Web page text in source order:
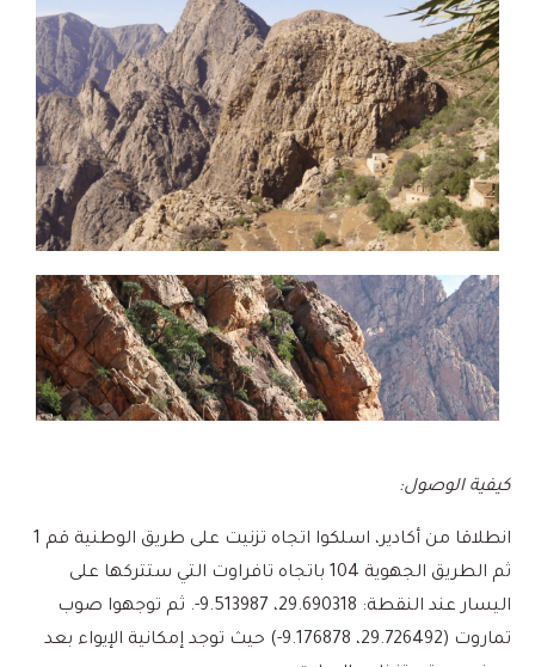
كيفية الوصول:
انطلاقا من أكادير، اسلكوا اتجاه تزنيت على طريق الوطنية قم 1
ثم الطريق الجهوية 104 باتجاه تافراوت التي ستتركها على
اليسار عند النقطة: 29.690318، 9.513987-. ثم توجهوا صوب
تماروت (29.726492، 9.176878-) حيث توجد إمكانية الإيواء بعد